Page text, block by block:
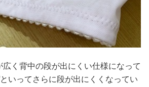
く背中の段が出にくい仕様になって
いってさらに段が出にくくなってい